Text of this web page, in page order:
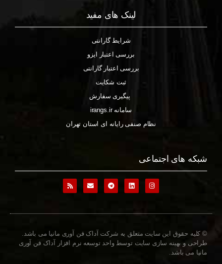
لینک های مفید
شرایط گارانتی
بررسی اعتبار ایزو
بررسی اعتبار گارانتی
ثبت شکایت
پیگیری سفارش
سامانه irangs.ir
نظام صنفی رایانه ای استان تهران
شبکه های اجتماعی
© کلیه حقوق این سایت متعلق به شرکت آداک فن آوری مانیا می باشد.
طراحی و بهینه سازی سایت توسط واحد توسعه نرم افزار آداک فن آوری
مانیا می باشد.